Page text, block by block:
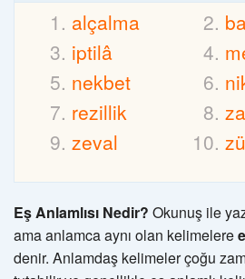
alçalma
iptilâ
nekbet
rezillik
zeval
Eş Anlamlısı Nedir? Okunuş ile
ama anlamca aynı olan kelimelere
denir. Anlamdaş kelimeler çoğu